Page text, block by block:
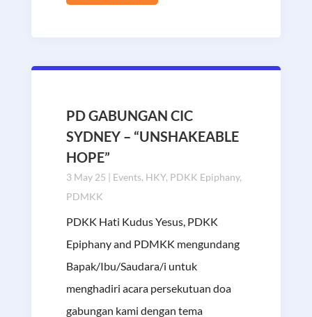
PD GABUNGAN CIC
SYDNEY – “UNSHAKEABLE
HOPE”
3 May 25 | Events, HKY, PDKK Epiphany,
PDMKK
PDKK Hati Kudus Yesus, PDKK
Epiphany and PDMKK mengundang
Bapak/Ibu/Saudara/i untuk
menghadiri acara persekutuan doa
gabungan kami dengan tema